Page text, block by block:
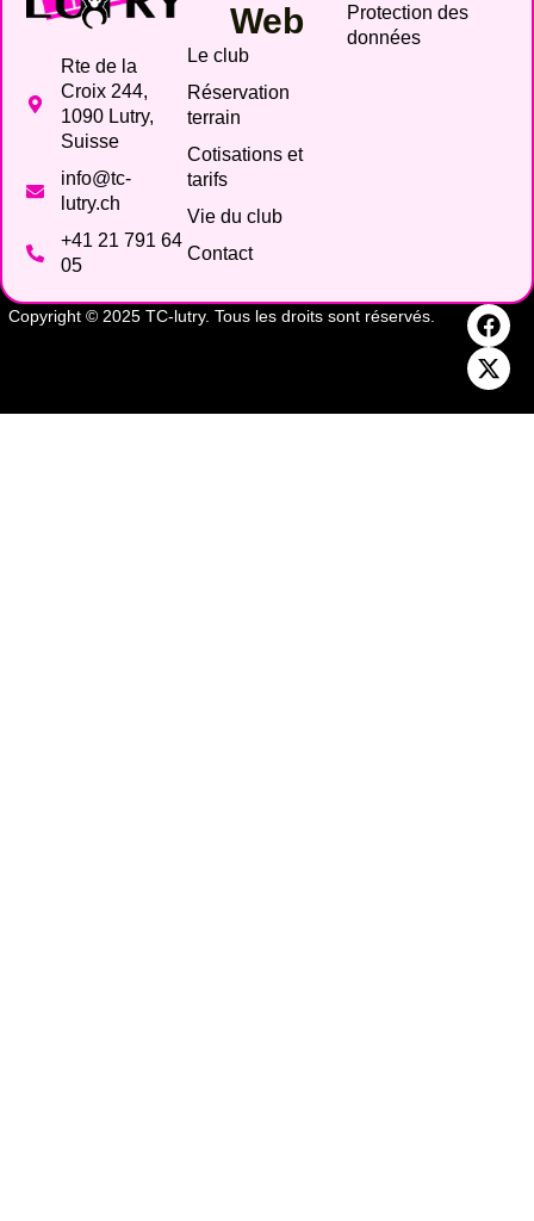
Rte de la
Croix 244,
1090 Lutry,
Suisse
info@tc-
lutry.ch
+41 21 791 64
05
Web
Le club
Réservation
terrain
Cotisations et
tarifs
Vie du club
Contact
Protection des
données
Copyright © 2025 TC-lutry. Tous les droits sont réservés.